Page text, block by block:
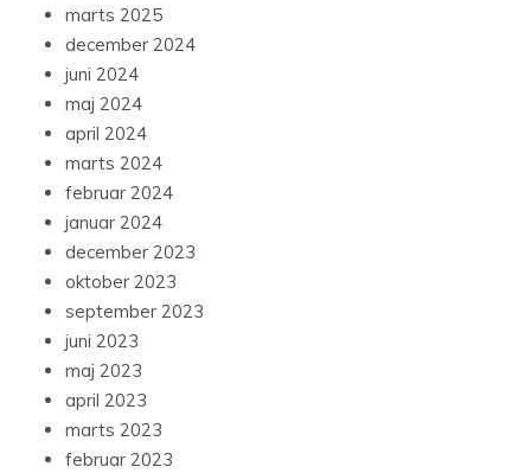
marts 2025
december 2024
juni 2024
maj 2024
april 2024
marts 2024
februar 2024
januar 2024
december 2023
oktober 2023
september 2023
juni 2023
maj 2023
april 2023
marts 2023
februar 2023